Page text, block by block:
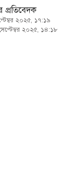
প্রতিবেদক
২০২৫, ১৭:১৯
২০২৫, ১৪:১৮